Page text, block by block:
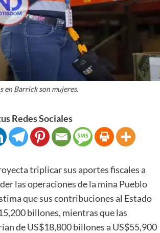
en Barrick son mujeres.
Redes Sociales
triplicar sus aportes fiscales a
las operaciones de la mina Pueblo
que sus contribuciones al Estado
billones, mientras que las
de US$18,800 billones a US$55,900